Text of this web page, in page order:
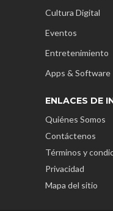
Cultura Digital
Eventos
Entretenimiento
Apps & Software
ENLACES DE
Quiénes Somos
Contáctenos
Términos y
Privacidad
Mapa del sitio